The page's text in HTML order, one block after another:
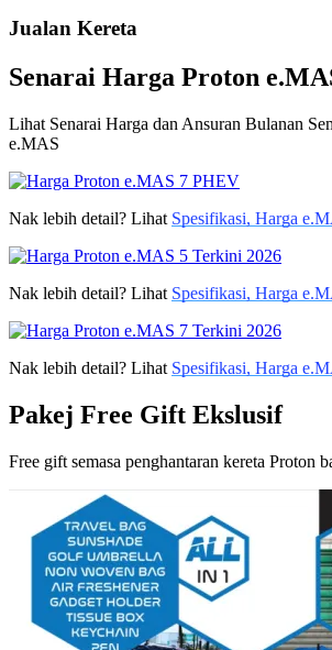
Jualan Kereta
Senarai Harga Proton
Lihat Senarai Harga dan Ansuran Bulanan
e.MAS
Nak lebih detail? Lihat Spesifikasi, Harga
Nak lebih detail? Lihat Spesifikasi, Harga
Nak lebih detail? Lihat Spesifikasi, Harga
Pakej Free Gift Ekslusif
Free gift semasa penghantaran kereta Proton